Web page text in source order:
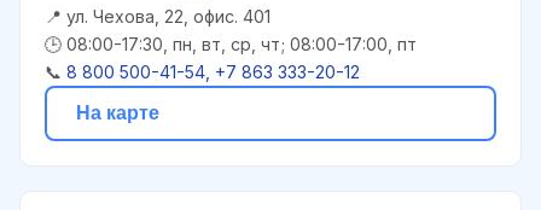
📍 ул. Чехова, 22, офис. 401
🕒 08:00-17:30, пн, вт, ср, чт; 08:00-17:00, пт
📞 8 800 500-41-54, +7 863 333-20-12
На карте